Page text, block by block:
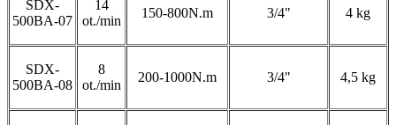
SDX-
500BA-07
14
ot./min
150-800N.m 3/4" 4 kg
SDX-
500BA-08
8
ot./min
200-1000N.m 3/4" 4,5 kg